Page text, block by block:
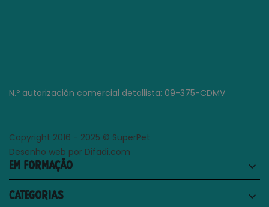
N.º autorización comercial detallista: 09-375-CDMV
Copyright 2016 - 2025 © SuperPet
Desenho web por Difadi.com
EM FORMAÇÃO keyboard_arrow_down
CATEGORIAS keyboard_arrow_down